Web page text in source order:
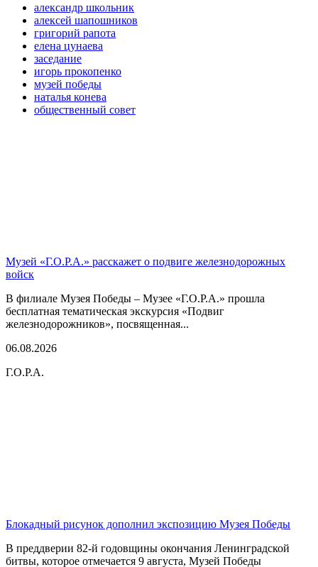
александр школьник
алексей шапошников
григорий рапота
елена цунаева
заседание
игорь прокопенко
музей победы
наталья конева
общественный совет
Музей «Г.О.Р.А.» расскажет о подвиге железнодорожных
войск
В филиале Музея Победы – Музее «Г.О.Р.А.» прошла
бесплатная тематическая экскурсия «Подвиг
железнодорожников», посвященная...
06.08.2026
Г.О.Р.А.
Блокадный рисунок дополнил экспозицию Музея Победы
В преддверии 82-й годовщины окончания Ленинградской
битвы, которое отмечается 9 августа, Музей Победы